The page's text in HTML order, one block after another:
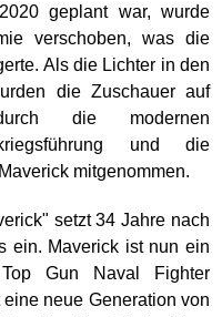
geplant war, wurde
verschoben, was die
Als die Lichter in den
die Zuschauer auf
die modernen
und die
mitgenommen.
setzt 34 Jahre nach
ein. Maverick ist nun ein
Gun Naval Fighter
neue Generation von